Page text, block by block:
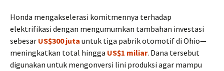
Honda mengakselerasi komitmennya terhadap
elektrifikasi dengan mengumumkan tambahan investasi
sebesar US$300 juta untuk tiga pabrik otomotif di Ohio—
meningkatkan total hingga US$1 miliar. Dana tersebut
digunakan untuk mengonversi lini produksi agar mampu